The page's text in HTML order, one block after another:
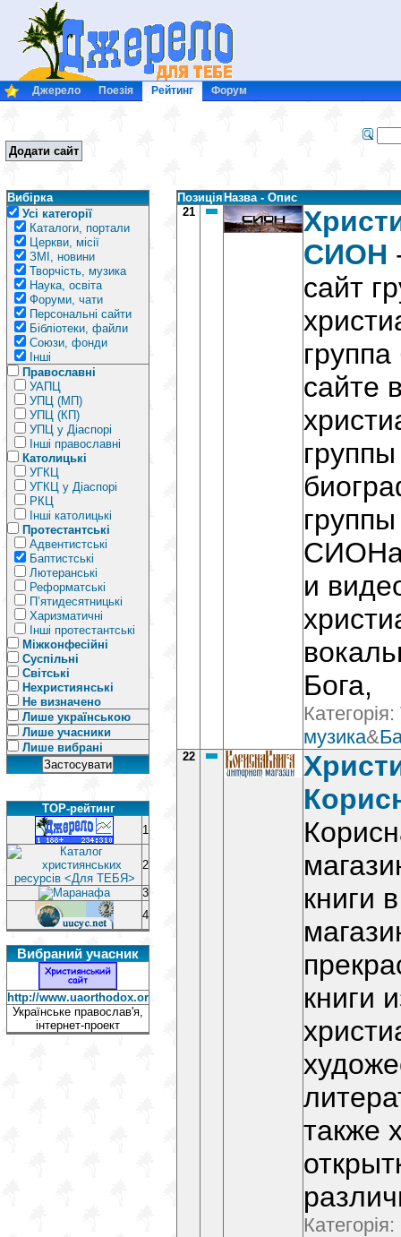
Джерело Поезія Рейтинг Форум
Додати сайт
Вибірка
Усі категорії
Каталоги, портали
Церкви, місії
ЗМІ, новини
Творчість, музика
Наука, освіта
Форуми, чати
Персональні сайти
Бібліотеки, файли
Союзи, фонди
Інші
Православні
УАПЦ
УПЦ (МП)
УПЦ (КП)
УПЦ у Діаспорі
Інші православні
Католицькі
УГКЦ
УГКЦ у Діаспорі
РКЦ
Інші католицькі
Протестантські
Адвентистські
Баптистські
Лютеранські
Реформатські
П’ятидесятницькі
Харизматичні
Інші протестантські
Міжконфесійні
Суспільні
Світські
Нехристиянські
Не визначено
Лише українською
Лише учасники
Лише вибрані
TOP-рейтинг
1
2
3
4
Вибраний учасник
http://www.uaorthodox.org/index.php
Українське православ'я,
інтернет-проект
Позиція Назва - Опис
21
СИОН
сайт
сайте
и
Бога,
Категорія:
музика&
22
книги
книги
также
Категорія: